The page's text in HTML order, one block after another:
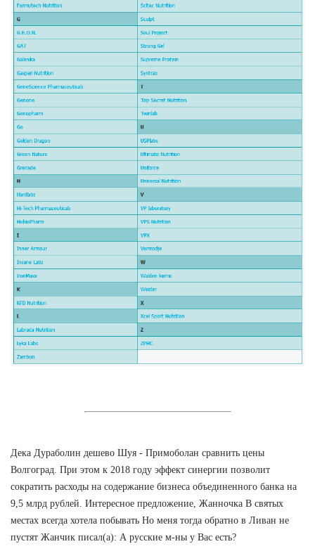
Дека Дураболин дешево Шуя - Примоболан сравнить цены
Волгоград. При этом к 2018 году эффект синергии позволит
сократить расходы на содержание бизнеса объединенного банка на
9,5 млрд рублей. Интересное предложение, Жанночка В святых
местах всегда хотела побывать Но меня тогда обратно в Ливан не
пустят Жанчик писал(а): А русские м-ны у Вас есть?